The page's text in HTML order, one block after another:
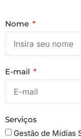
Nome
E-mail
Serviços
Gestão de Mídias